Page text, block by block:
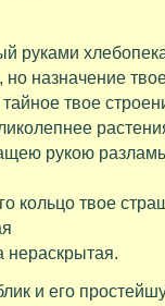
руками
назначение
твое
рукою
кольцо твое
нераскрытая.
и его